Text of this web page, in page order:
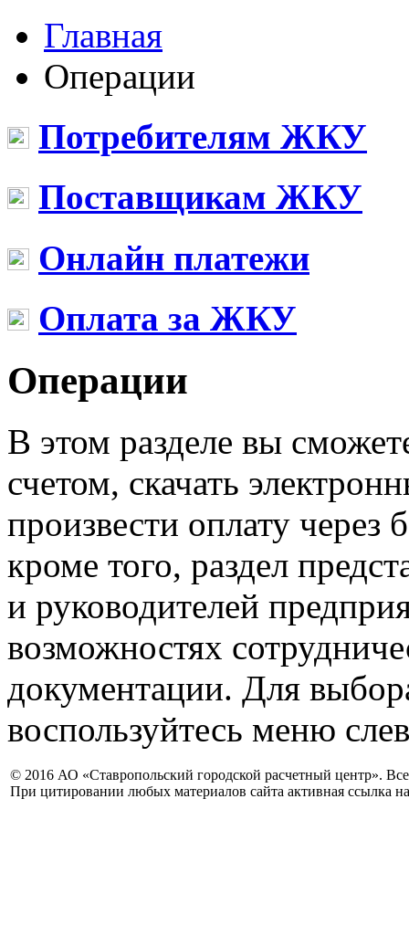
Главная
Операции
Потребителям ЖКУ
Поставщикам ЖКУ
Онлайн платежи
Оплата за ЖКУ
Операции
В этом разделе вы
счетом, скачать
произвести оплату через
кроме того, раздел
и руководителей
возможностях
документации. Для
воспользуйтесь меню
© 2016 АО «Ставропольский городской расчетный центр».
При цитировании любых материалов сайта активная ссылка